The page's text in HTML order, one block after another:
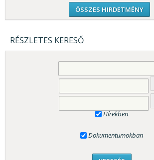
ÖSSZES HIRDETMÉNY
RÉSZLETES KERESŐ
Hírekben
Dokumentumokban